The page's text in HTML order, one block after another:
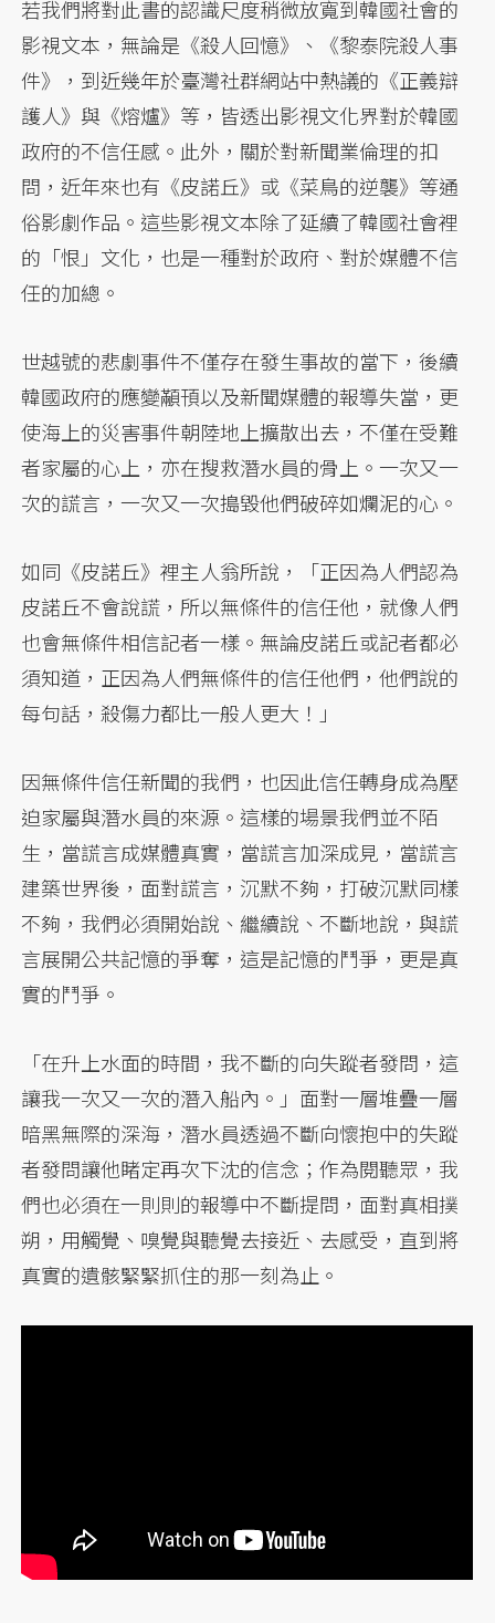
若我們將對此書的認識尺度稍微放寬到韓國社會的
影視文本，無論是《殺人回憶》、《黎泰院殺人事
件》，到近幾年於臺灣社群網站中熱議的《正義辯
護人》與《熔爐》等，皆透出影視文化界對於韓國
政府的不信任感。此外，關於對新聞業倫理的扣
問，近年來也有《皮諾丘》或《菜鳥的逆襲》等通
俗影劇作品。這些影視文本除了延續了韓國社會裡
的「恨」文化，也是一種對於政府、對於媒體不信
任的加總。
世越號的悲劇事件不僅存在發生事故的當下，後續
韓國政府的應變顢頇以及新聞媒體的報導失當，更
使海上的災害事件朝陸地上擴散出去，不僅在受難
者家屬的心上，亦在搜救潛水員的骨上。一次又一
次的謊言，一次又一次搗毀他們破碎如爛泥的心。
如同《皮諾丘》裡主人翁所說，「正因為人們認為
皮諾丘不會說謊，所以無條件的信任他，就像人們
也會無條件相信記者一樣。無論皮諾丘或記者都必
須知道，正因為人們無條件的信任他們，他們說的
每句話，殺傷力都比一般人更大！」
因無條件信任新聞的我們，也因此信任轉身成為壓
迫家屬與潛水員的來源。這樣的場景我們並不陌
生，當謊言成媒體真實，當謊言加深成見，當謊言
建築世界後，面對謊言，沉默不夠，打破沉默同樣
不夠，我們必須開始說、繼續說、不斷地說，與謊
言展開公共記憶的爭奪，這是記憶的鬥爭，更是真
實的鬥爭。
「在升上水面的時間，我不斷的向失蹤者發問，這
讓我一次又一次的潛入船內。」面對一層堆疊一層
暗黑無際的深海，潛水員透過不斷向懷抱中的失蹤
者發問讓他睹定再次下沈的信念；作為閱聽眾，我
們也必須在一則則的報導中不斷提問，面對真相撲
朔，用觸覺、嗅覺與聽覺去接近、去感受，直到將
真實的遺骸緊緊抓住的那一刻為止。